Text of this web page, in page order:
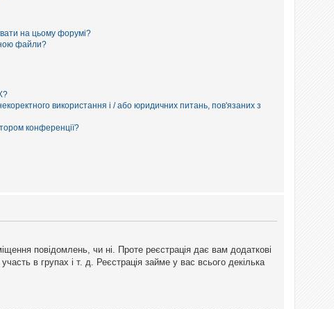
на цьому форумі?
файли?
використання і / або юридичних питань, пов'язаних з
конференції?
повідомлень, чи ні. Проте реєстрація дає вам додаткові
в групах і т. д. Реєстрація займе у вас всього декілька